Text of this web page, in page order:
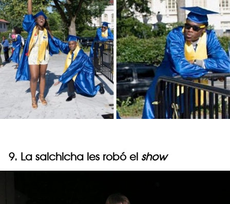
9. La salchicha les robó el show